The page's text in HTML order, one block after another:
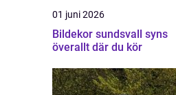
01 juni 2026
Bildekor sundsvall syns
överallt där du kör